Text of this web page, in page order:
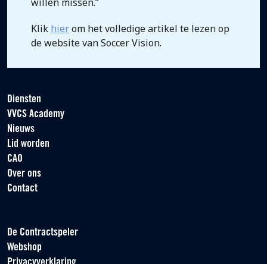
Klik hierom het volledige artikel te lezen op
de website van Soccer Vision.
Diensten
VVCS Academy
Nieuws
Lid worden
CAO
Over ons
Contact
De Contractspeler
Webshop